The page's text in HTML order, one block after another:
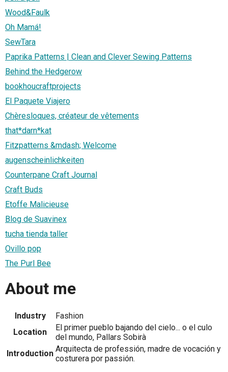
Wood&Faulk
Oh Mamá!
SewTara
Paprika Patterns | Clean and Clever Sewing Patterns
Behind the Hedgerow
bookhoucraftprojects
El Paquete Viajero
Chèresloques, créateur de vêtements
that*darn*kat
Fitzpatterns &mdash; Welcome
augenscheinlichkeiten
Counterpane Craft Journal
Craft Buds
Etoffe Malicieuse
Blog de Suavinex
tucha tienda taller
Ovillo pop
The Purl Bee
About me
Industry
Fashion
Location
El primer pueblo bajando del cielo... o el culo
del mundo, Pallars Sobirà
Introduction Arquitecta de professión, madre de vocación y
costurera por passión.